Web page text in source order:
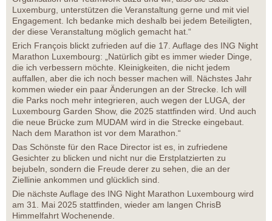
Luxemburg, unterstützen die Veranstaltung gerne und mit viel
Engagement. Ich bedanke mich deshalb bei jedem Beteiligten,
der diese Veranstaltung möglich gemacht hat.“
Erich François blickt zufrieden auf die 17. Auflage des ING Night
Marathon Luxembourg: „Natürlich gibt es immer wieder Dinge,
die ich verbessern möchte. Kleinigkeiten, die nicht jedem
auffallen, aber die ich noch besser machen will. Nächstes Jahr
kommen wieder ein paar Änderungen an der Strecke. Ich will
die Parks noch mehr integrieren, auch wegen der LUGA, der
Luxembourg Garden Show, die 2025 stattfinden wird. Und auch
die neue Brücke zum MUDAM wird in die Strecke eingebaut.
Nach dem Marathon ist vor dem Marathon.“
Das Schönste für den Race Director ist es, in zufriedene
Gesichter zu blicken und nicht nur die Erstplatzierten zu
bejubeln, sondern die Freude derer zu sehen, die an der
Ziellinie ankommen und glücklich sind.
Die nächste Auflage des ING Night Marathon Luxembourg wird
am 31. Mai 2025 stattfinden, wieder am langen ChrisB
Himmelfahrt Wochenende.